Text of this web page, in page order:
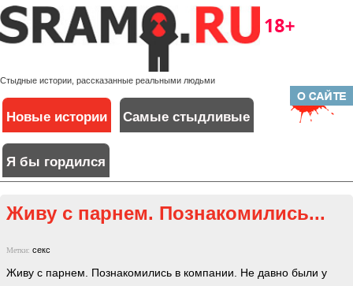
Стыдные истории, рассказанные реальными людьми
Новые истории Самые стыдливые
Я бы гордился
Живу с парнем. Познакомились...
Метки: секс
Живу с парнем. Познакомились в компании. Не давно были у